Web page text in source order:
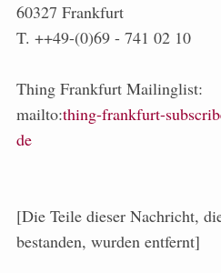
60327 Frankfurt
T. ++49-(0)69 - 741 02 10
Thing Frankfurt Mailinglist:
mailto:thing-frankfurt-
de
[Die Teile dieser Nachricht,
bestanden, wurden entfernt]